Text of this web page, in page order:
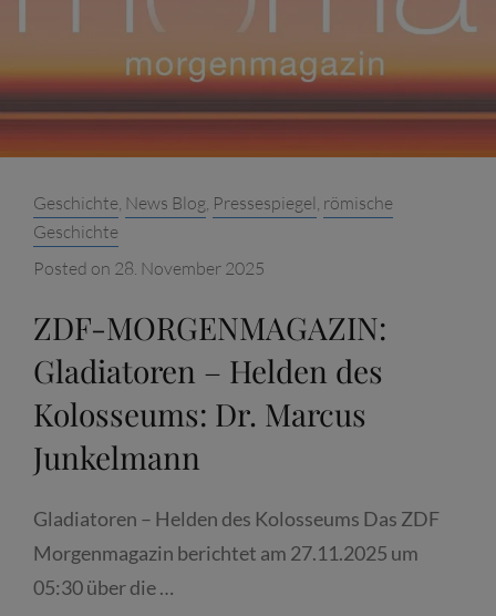
IN
DER
ARCHÄOLOGISCHEN
STAATSSAMMLUNG
Categories:
Geschichte, News Blog, Pressespiegel, römische
Geschichte
Posted on 28. November 2025
ZDF-MORGENMAGAZIN:
Gladiatoren – Helden des
Kolosseums: Dr. Marcus
Junkelmann
Gladiatoren – Helden des Kolosseums Das ZDF
Morgenmagazin berichtet am 27.11.2025 um
05:30 über die …